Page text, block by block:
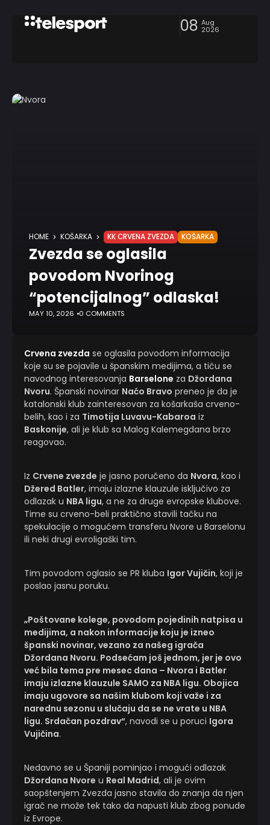
08 Aug
2026
HOME KOŠARKA KK CRVENA ZVEZDA KOŠARKA
Zvezda se oglasila
povodom Nvorinog
“potencijalnog” odlaska!
MAY 10, 2026 0 COMMENTS
Crvena zvezda se oglasila povodom informacija
koje su se pojavile u španskim medijima, a tiču se
navodnog interesovanja Barselone za Džordana
Nvoru. Španski novinar Naćo Bravo preneo je da je
katalonski klub zainteresovan za košarkaša crveno-
belih, kao i za Timotija Luvavu-Kabaroa iz
Baskonije, ali je klub sa Malog Kalemegdana brzo
reagovao.
Iz Crvene zvezde je jasno poručeno da Nvora, kao i
Džered Batler, imaju izlazne klauzule isključivo za
odlazak u NBA ligu, a ne za druge evropske klubove.
Time su crveno-beli praktično stavili tačku na
spekulacije o mogućem transferu Nvore u Barselonu
ili neki drugi evroligaški tim.
Tim povodom oglasio se PR kluba Igor Vujičin, koji je
poslao jasnu poruku.
„Poštovane kolege, povodom pojedinih natpisa u
medijima, a nakon informacije koju je izneo
španski novinar, vezano za našeg igrača
Džordana Nvoru. Podsećam još jednom, jer je ovo
već bila tema pre mesec dana – Nvora i Batler
imaju izlazne klauzule SAMO za NBA ligu. Obojica
imaju ugovore sa našim klubom koji važe i za
narednu sezonu u slučaju da se ne vrate u NBA
ligu. Srdačan pozdrav“, navodi se u poruci Igora
Vujičina.
Nedavno se u Španiji pominjao i mogući odlazak
Džordana Nvore u Real Madrid, ali je ovim
saopštenjem Zvezda jasno stavila do znanja da njen
igrač ne može tek tako da napusti klub zbog ponude
iz Evrope.